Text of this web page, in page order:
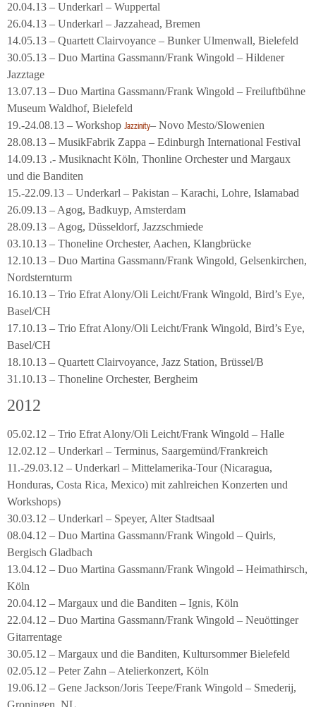
20.04.13 – Underkarl – Wuppertal
26.04.13 – Underkarl – Jazzahead, Bremen
14.05.13 – Quartett Clairvoyance – Bunker Ulmenwall, Bielefeld
30.05.13 – Duo Martina Gassmann/Frank Wingold – Hildener
Jazztage
13.07.13 – Duo Martina Gassmann/Frank Wingold – Freiluftbühne
Museum Waldhof, Bielefeld
19.-24.08.13 – Workshop Jazzinity– Novo Mesto/Slowenien
28.08.13 – MusikFabrik Zappa – Edinburgh International Festival
14.09.13 .- Musiknacht Köln, Thonline Orchester und Margaux
und die Banditen
15.-22.09.13 – Underkarl – Pakistan – Karachi, Lohre, Islamabad
26.09.13 – Agog, Badkuyp, Amsterdam
28.09.13 – Agog, Düsseldorf, Jazzschmiede
03.10.13 – Thoneline Orchester, Aachen, Klangbrücke
12.10.13 – Duo Martina Gassmann/Frank Wingold, Gelsenkirchen,
Nordsternturm
16.10.13 – Trio Efrat Alony/Oli Leicht/Frank Wingold, Bird’s Eye,
Basel/CH
17.10.13 – Trio Efrat Alony/Oli Leicht/Frank Wingold, Bird’s Eye,
Basel/CH
18.10.13 – Quartett Clairvoyance, Jazz Station, Brüssel/B
31.10.13 – Thoneline Orchester, Bergheim
2012
05.02.12 – Trio Efrat Alony/Oli Leicht/Frank Wingold – Halle
12.02.12 – Underkarl – Terminus, Saargemünd/Frankreich
11.-29.03.12 – Underkarl – Mittelamerika-Tour (Nicaragua,
Honduras, Costa Rica, Mexico) mit zahlreichen Konzerten und
Workshops)
30.03.12 – Underkarl – Speyer, Alter Stadtsaal
08.04.12 – Duo Martina Gassmann/Frank Wingold – Quirls,
Bergisch Gladbach
13.04.12 – Duo Martina Gassmann/Frank Wingold – Heimathirsch,
Köln
20.04.12 – Margaux und die Banditen – Ignis, Köln
22.04.12 – Duo Martina Gassmann/Frank Wingold – Neuöttinger
Gitarrentage
30.05.12 – Margaux und die Banditen, Kultursommer Bielefeld
02.05.12 – Peter Zahn – Atelierkonzert, Köln
19.06.12 – Gene Jackson/Joris Teepe/Frank Wingold – Smederij,
Groningen, NL